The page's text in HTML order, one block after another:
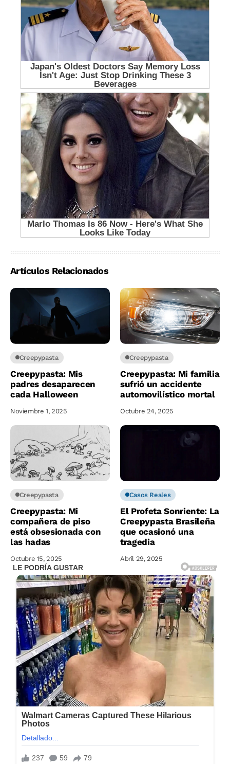
Artículos Relacionados
Creepypasta
Creepypasta: Mis
padres desaparecen
cada Halloween
Noviembre 1, 2025
Creepypasta
Creepypasta: Mi familia
sufrió un accidente
automovilístico mortal
Octubre 24, 2025
Creepypasta
Creepypasta: Mi
compañera de piso
está obsesionada con
las hadas
Octubre 15, 2025
Casos Reales
El Profeta Sonriente: La
Creepypasta Brasileña
que ocasionó una
tragedia
Abril 29, 2025